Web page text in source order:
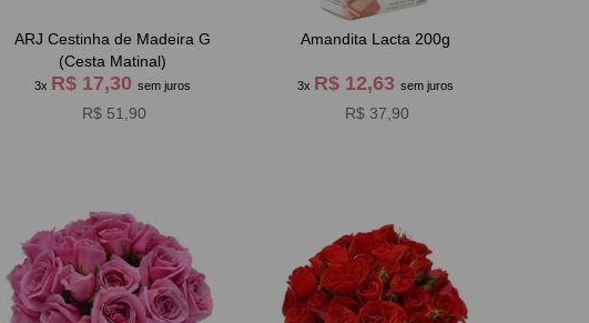
ARJ Cestinha de Madeira G
(Cesta Matinal)
3x R$ 17,30 sem juros
R$ 51,90
Amandita Lacta 200g
3x R$ 12,63 sem juros
R$ 37,90